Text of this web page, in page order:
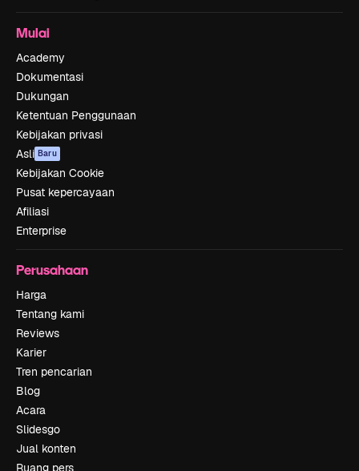
Mulai
Academy
Dokumentasi
Dukungan
Ketentuan Penggunaan
Kebijakan privasi
Asli Baru
Kebijakan Cookie
Pusat kepercayaan
Afiliasi
Enterprise
Perusahaan
Harga
Tentang kami
Reviews
Karier
Tren pencarian
Blog
Acara
Slidesgo
Jual konten
Ruang pers